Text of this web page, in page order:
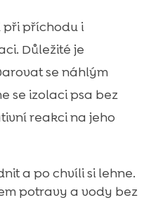
příchodu i
Důležité je
se náhlým
se izolaci psa bez
reakci na jeho
a po chvíli si lehne.
potravy a vody bez